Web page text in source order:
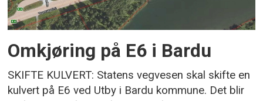
Omkjøring på E6 i Bardu
SKIFTE KULVERT: Statens vegvesen skal skifte en
kulvert på E6 ved Utby i Bardu kommune. Det blir